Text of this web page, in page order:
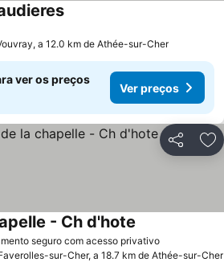
Ver preços
a 12.0 km de Athée-sur-Cher
ver os preços
Ver preços
Partilhar
seguro com acesso privativoVer preços
- Ch d'hote
sur-Cher, a 18.7 km de Athée-sur-Cher